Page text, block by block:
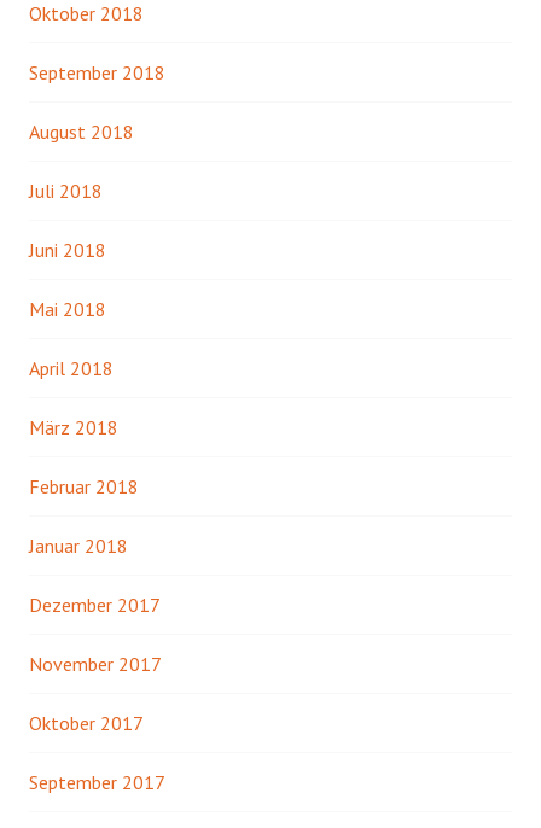
Oktober 2018
September 2018
August 2018
Juli 2018
Juni 2018
Mai 2018
April 2018
März 2018
Februar 2018
Januar 2018
Dezember 2017
November 2017
Oktober 2017
September 2017